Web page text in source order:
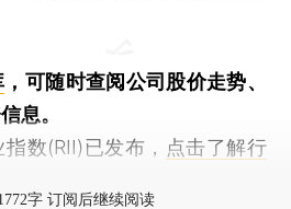
，可随时查阅公司股价走势、
息。
(RII)已发布， 点击了解行
字 订阅后继续阅读